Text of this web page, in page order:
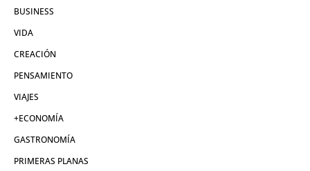
BUSINESS
VIDA
CREACIÓN
PENSAMIENTO
VIAJES
+ECONOMÍA
GASTRONOMÍA
PRIMERAS PLANAS